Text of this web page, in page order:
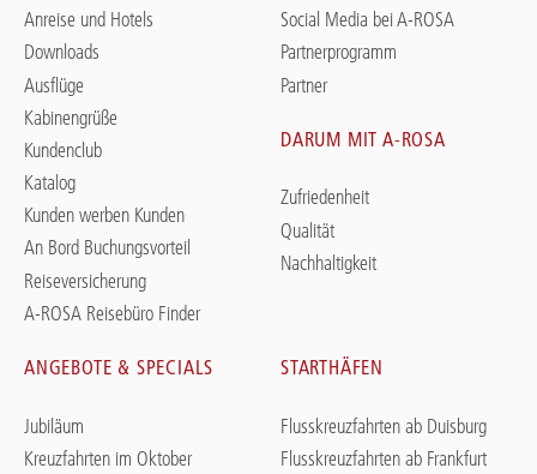
Anreise und Hotels
Downloads
Ausflüge
Kabinengrüße
Kundenclub
Katalog
Kunden werben Kunden
An Bord Buchungsvorteil
Reiseversicherung
A-ROSA Reisebüro Finder
Social Media bei A-ROSA
Partnerprogramm
Partner
DARUM MIT A-ROSA
Zufriedenheit
Qualität
Nachhaltigkeit
ANGEBOTE & SPECIALS
Jubiläum
Kreuzfahrten im Oktober
STARTHÄFEN
Flusskreuzfahrten ab Duisburg
Flusskreuzfahrten ab Frankfurt